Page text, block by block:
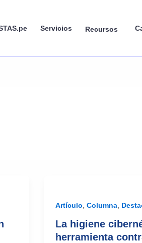
Servicios Recursos
Artículo,Columna,
La higiene
herramienta